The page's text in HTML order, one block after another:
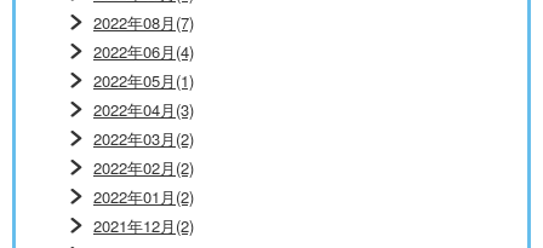
2022年08月(7)
2022年06月(4)
2022年05月(1)
2022年04月(3)
2022年03月(2)
2022年02月(2)
2022年01月(2)
2021年12月(2)